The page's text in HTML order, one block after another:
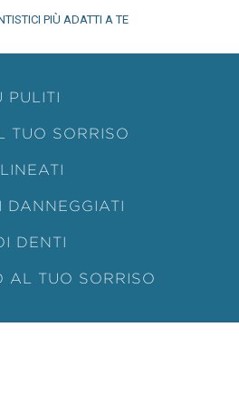
PIÙ ADATTI A TE
PULITI
TUO SORRISO
DANNEGGIATI
DENTI
AL TUO SORRISO